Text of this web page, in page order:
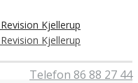
Telefon 86 88 27 44